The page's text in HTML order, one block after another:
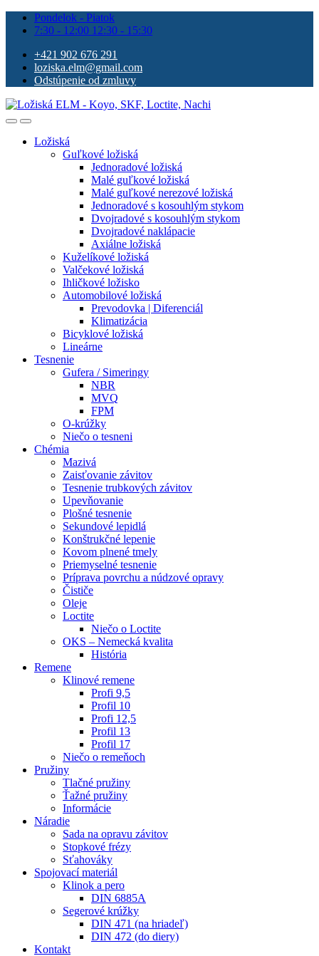
Pondelok - Piatok
7:30 - 12:00 12:30 - 15:30
+421 902 676 291
loziska.elm@gmail.com
Odstúpenie od zmluvy
Ložiská
Guľkové ložiská
Jednoradové ložiská
Malé guľkové ložiská
Malé guľkové nerezové ložiská
Jednoradové s kosouhlým stykom
Dvojradové s kosouhlým stykom
Dvojradové naklápacie
Axiálne ložiská
Kuželíkové ložiská
Valčekové ložiská
Ihličkové ložisko
Automobilové ložiská
Prevodovka | Diferenciál
Klimatizácia
Bicyklové ložiská
Lineárne
Tesnenie
Gufera / Simeringy
NBR
MVQ
FPM
O-krúžky
Niečo o tesneni
Chémia
Mazivá
Zaisťovanie závitov
Tesnenie trubkových závitov
Upevňovanie
Plošné tesnenie
Sekundové lepidlá
Konštrukčné lepenie
Kovom plnené tmely
Priemyselné tesnenie
Príprava povrchu a núdzové opravy
Čističe
Oleje
Loctite
Niečo o Loctite
OKS – Nemecká kvalita
História
Remene
Klinové remene
Profi 9,5
Profil 10
Profi 12,5
Profil 13
Profil 17
Niečo o remeňoch
Pružiny
Tlačné pružiny
Ťažné pružiny
Informácie
Náradie
Sada na opravu závitov
Stopkové frézy
Sťahováky
Spojovací materiál
Klinok a pero
DIN 6885A
Segerové krúžky
DIN 471 (na hriadeľ)
DIN 472 (do diery)
Kontakt